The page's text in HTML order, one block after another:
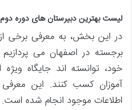
لیست بهترین دبیرستان های دوره
در این بخش، به معرفی برخی
برجسته در اصفهان می
خود، توانسته اند جایگاه
آموزان کسب کنند. این
اطلاعات موجود انجام شده است.